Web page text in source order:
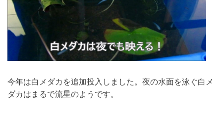
今年は白メダカを追加投入しました。夜の水面を泳ぐ白メ
ダカはまるで流星のようです。